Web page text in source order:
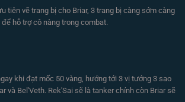
tiên vẽ trang bị cho Briar, 3 trang bị càng sớm càng
hỗ trợ cô nàng trong combat.
khi đạt mốc 50 vàng, hướng tới 3 vị tướng 3 sao
và Bel'Veth. Rek'Sai sẽ là tanker chính còn Briar sẽ